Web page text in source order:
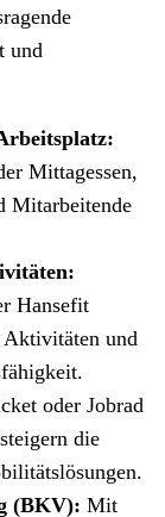
und
Mittagessen,
Mitarbeitende
Hansefit
Aktivitäten und
oder Jobrad
die
(BKV): Mit